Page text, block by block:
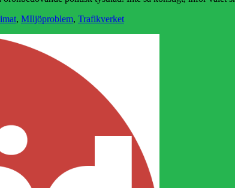
, MIljöproblem, Trafikverket